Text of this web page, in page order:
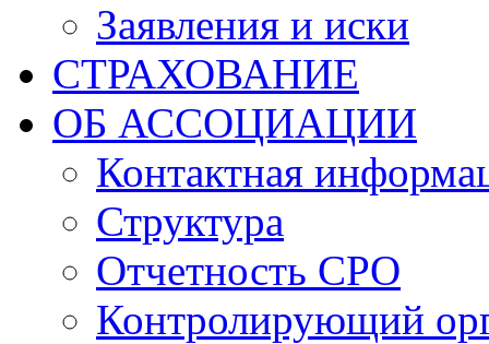
Заявления и иски
СТРАХОВАНИЕ
ОБ АССОЦИАЦИИ
Контактная
Структура
Отчетность СРО
Контролирующий